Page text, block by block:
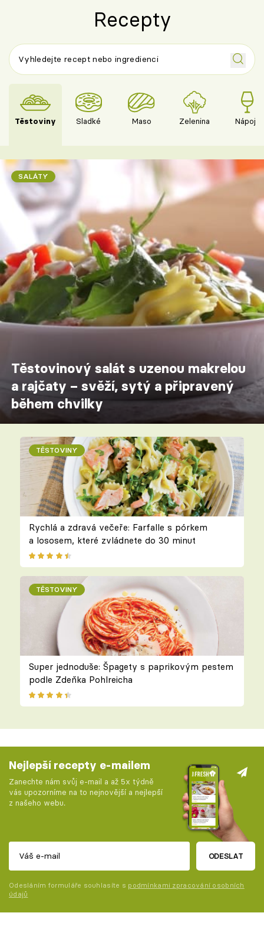
Recepty
Těstoviny Sladké Maso Zelenina Nápoje
SALÁTY
Těstovinový salát s uzenou makrelou
a rajčaty – svěží, sytý a připravený
během chvilky
TĚSTOVINY
Rychlá a zdravá večeře: Farfalle s pórkem
a lososem, které zvládnete do 30 minut
TĚSTOVINY
Super jednoduše: Špagety s paprikovým pestem
podle Zdeňka Pohlreicha
Nejlepší recepty e-mailem
Zanechte nám svůj e-mail a až 5x týdně
vás upozorníme na to nejnovější a nejlepší
z našeho webu.
ODESLAT
Odesláním formuláře souhlasíte s podmínkami zpracování osobních
údajů